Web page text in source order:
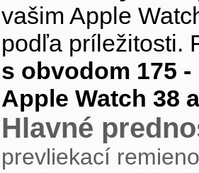
vašim Apple
podľa príležitosti.
s obvodom 175 -
Apple Watch 38
Hlavné
prevliekací